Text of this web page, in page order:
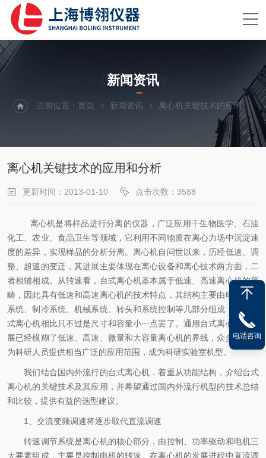
NEWS
新闻资讯
当前位置：首页 新闻资讯 离心机关键技术的应用和分析
离心机关键技术的应用和分析
更新时间：2013-01-10 点击次数：3588
离心机是将样品进行分离的仪器，广泛应用干生物医学、石油
化工、农业、食品卫生等领域，它利用不同物质在离心力场中沉淀速
度的差异，实现样品的分析分离。离心机自问世以来，历经低速、调
整、超速的变迁，其进展主要体现在离心设备和离心技术两方面，二
者相辅相成。从转速看，台式离心机基本属于低速、高速离心机的范
畴，因此具有低速和高速离心机的技术特点，其结构主要由电机驱动
系统、制冷系统、机械系统、转头和系统控制等几部分组成，与落地
式离心机相比只不过是尺寸和容量小一点罢了。通用台式离心机的发
展已经模糊了低速、高速、微量和大容量离心机的界线，众多的转头
为科研人员提供相当广泛的应用范围，成为科研实验室机型。
我们结合国内外流行的台式离心机．着重从功能结构，介绍台式
离心机的关键技术及其应用，并希望通过国内外流行机型的技术总结
和比较，提供有益的选型建议。
1 、交流变频调速将逐步取代直流调速
转速调节系统是离心机的核心部分，由控制、功率驱动和电机三
大要素组成，主要是控制电机的转速。在离心机的发展进程中直流调
电话咨询